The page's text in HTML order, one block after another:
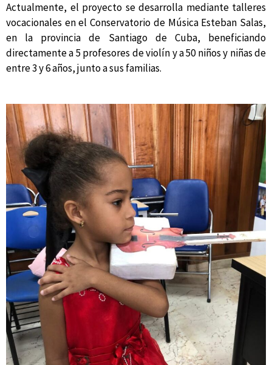
Actualmente, el proyecto se desarrolla mediante talleres
vocacionales en el Conservatorio de Música Esteban Salas,
en la provincia de Santiago de Cuba, beneficiando
directamente a 5 profesores de violín y a 50 niños y niñas de
entre 3 y 6 años, junto a sus familias.